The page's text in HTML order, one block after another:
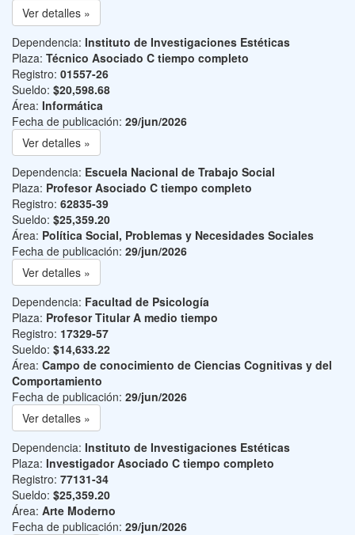
Ver detalles »
Dependencia: Instituto de Investigaciones Estéticas
Plaza: Técnico Asociado C tiempo completo
Registro: 01557-26
Sueldo: $20,598.68
Área: Informática
Fecha de publicación: 29/jun/2026
Ver detalles »
Dependencia: Escuela Nacional de Trabajo Social
Plaza: Profesor Asociado C tiempo completo
Registro: 62835-39
Sueldo: $25,359.20
Área: Política Social, Problemas y Necesidades Sociales
Fecha de publicación: 29/jun/2026
Ver detalles »
Dependencia: Facultad de Psicología
Plaza: Profesor Titular A medio tiempo
Registro: 17329-57
Sueldo: $14,633.22
Área: Campo de conocimiento de Ciencias Cognitivas y del
Comportamiento
Fecha de publicación: 29/jun/2026
Ver detalles »
Dependencia: Instituto de Investigaciones Estéticas
Plaza: Investigador Asociado C tiempo completo
Registro: 77131-34
Sueldo: $25,359.20
Área: Arte Moderno
Fecha de publicación: 29/jun/2026